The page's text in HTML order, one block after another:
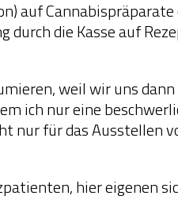
auf
die Kasse auf
weil wir uns
ich nur eine
für das Ausstellen
hier eigenen